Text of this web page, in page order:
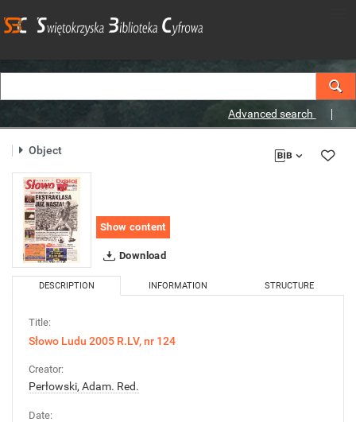
Advanced search
Object
Show content
Download
DESCRIPTION INFORMATION STRUCTURE
Title:
Słowo Ludu 2005 R.LV, nr 124
Creator:
Perłowski, Adam. Red.
Date: